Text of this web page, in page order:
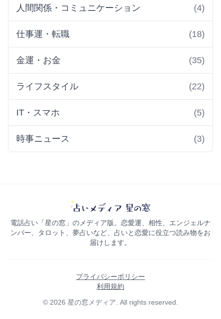
人間関係・コミュニケーション (4)
仕事運・転職 (18)
金運・お金 (35)
ライフスタイル (22)
IT・スマホ (5)
時事ニュース (3)
電話占い「星の窓」のメディア版。恋愛運、相性、エンジェルナ
ンバー、タロット、夢占いなど、占いと恋愛に役立つ読み物をお
届けします。
プライバシーポリシー
利用規約
© 2026 星の窓メディア. All rights reserved.